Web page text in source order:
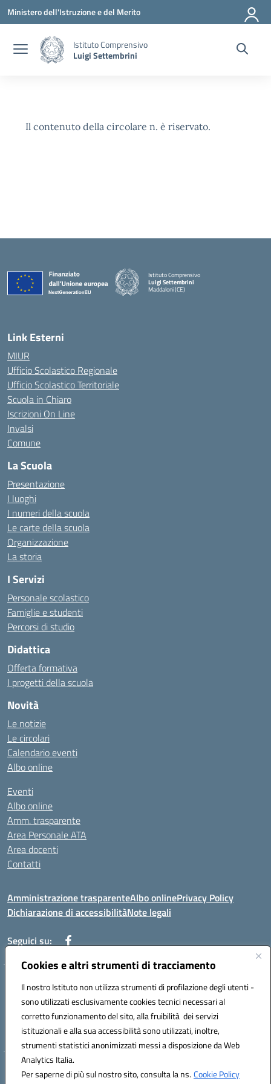
Cookies e altri strumenti di tracciamento
Il nostro Istituto non utilizza strumenti di profilazione degli utenti -
sono utilizzati esclusivamente cookies tecnici necessari al
corretto funzionamento del sito, alla fruibilità dei servizi
istituzionali e alla sua accessibilità sono utilizzati, inoltre,
strumenti statistici anonimizzati messi a disposizione da Web
Analytics Italia.
Per saperne di più sul nostro sito, consulta la ns.Cookie Policy
Vai ai contenuti
Vai al menu di navigazione
Vai al footer
Ministero dell'Istruzione e del Merito
Istituto Comprensivo
Luigi Settembrini
Il contenuto della circolare n. è riservato.
Istituto Comprensivo
Luigi Settembrini
Maddaloni (CE)
Link Esterni
MIUR
Ufficio Scolastico Regionale
Ufficio Scolastico Territoriale
Scuola in Chiaro
Iscrizioni On Line
Invalsi
Comune
La Scuola
Presentazione
I luoghi
I numeri della scuola
Le carte della scuola
Organizzazione
La storia
I Servizi
Personale scolastico
Famiglie e studenti
Percorsi di studio
Didattica
Offerta formativa
I progetti della scuola
Novità
Le notizie
Le circolari
Calendario eventi
Albo online
Eventi
Albo online
Amm. trasparente
Area Personale ATA
Area docenti
Contatti
Amministrazione trasparenteAlbo onlinePrivacy Policy
Dichiarazione di accessibilitàNote legali
Seguici su:
Indirizzo: VIA BRECCIAME, 46 - 81024 MADDALONI (CE)
Mail: CEIC8AU001@istruzione.it - Pec: CEIC8AU001@pec.istruzione.it -
Telefono: 0823408721
Meccanografico: CEIC8AU001
Codice fiscale: 93086080616
Hosting & Powered by 3D Solution S.r.l.